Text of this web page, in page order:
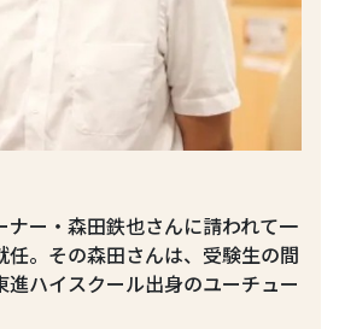
ナー・森田鉄也さんに請われて一
任。その森田さんは、受験生の間
進ハイスクール出身のユーチュー